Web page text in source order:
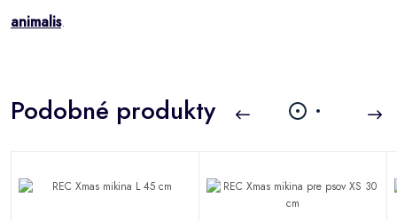
animalis.
Podobné produkty